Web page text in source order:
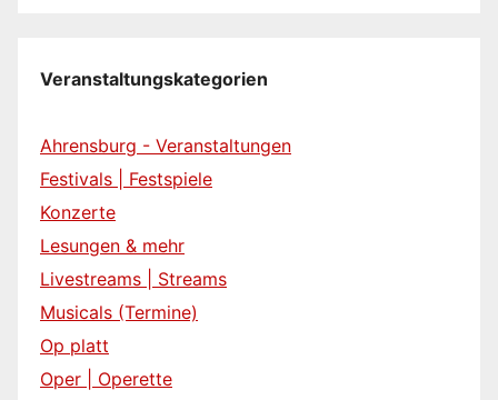
Veranstaltungskategorien
Ahrensburg - Veranstaltungen
Festivals | Festspiele
Konzerte
Lesungen & mehr
Livestreams | Streams
Musicals (Termine)
Op platt
Oper | Operette